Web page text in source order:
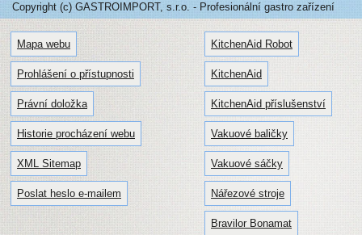
Copyright (c) GASTROIMPORT, s.r.o. - Profesionální gastro zařízení
Mapa webu
Prohlášení o přístupnosti
Právní doložka
Historie procházení webu
XML Sitemap
Poslat heslo e-mailem
KitchenAid Robot
KitchenAid
KitchenAid příslušenství
Vakuové baličky
Vakuové sáčky
Nářezové stroje
Bravilor Bonamat